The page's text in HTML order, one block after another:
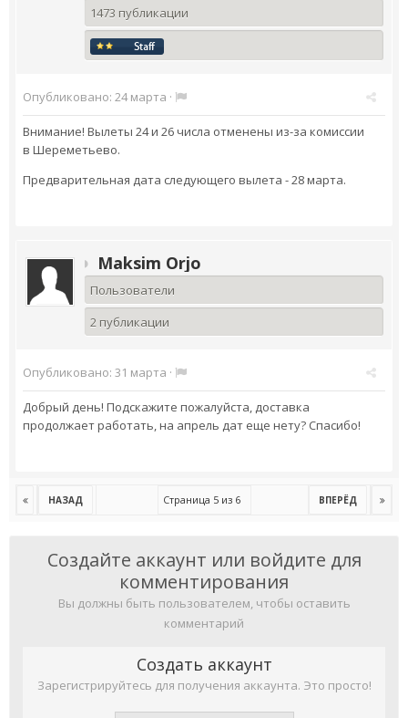
1473 публикации
Опубликовано: 24 марта ·
Внимание! Вылеты 24 и 26 числа отменены из-за комиссии
в Шереметьево.
Предварительная дата следующего вылета - 28 марта.
Maksim Orjo
Пользователи
2 публикации
Опубликовано: 31 марта ·
Добрый день! Подскажите пожалуйста, доставка
продолжает работать, на апрель дат еще нету? Спасибо!
НАЗАД ВПЕРЁД
Страница 5 из 6
Создайте аккаунт или войдите для
комментирования
Вы должны быть пользователем, чтобы оставить
комментарий
Создать аккаунт
Зарегистрируйтесь для получения аккаунта. Это просто!